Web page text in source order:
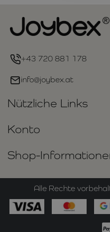
+43 720 881 178
info@joybex.at
Nützliche Links
Konto
Shop-
Alle Rechte